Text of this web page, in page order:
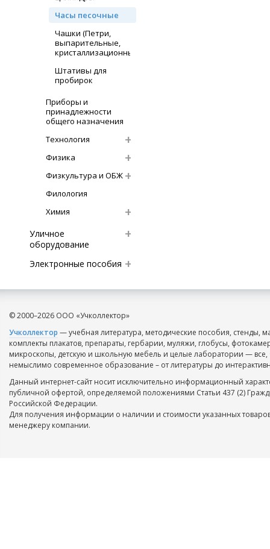
Часы песочные
Чашки (Петри,
выпарительные,
кристаллизационные)
Штативы для
пробирок
Приборы и
принадлежности
общего назначения
Технология
Физика
Физкультура и ОБЖ
Филология
Химия
Уличное
оборудование
Электронные пособия
© 2000–2026 ООО «Учколлектор»
Учколлектор — учебная литература, методические пособия, стенды,
комплекты плакатов, препараты, гербарии, муляжи, глобусы,
микроскопы, детскую и школьную мебель и целые лаборатории — все,
немыслимо современное образование – от литературы до
Данный интернет-сайт носит исключительно информационный
публичной офертой, определяемой положениями Статьи 437 (2)
Российской Федерации.
Для получения информации о наличии и стоимости указанных
менеджеру компании.